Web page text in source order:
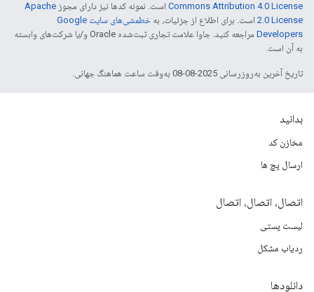
Commons Attribution 4.0 License است. نمونه کدها نیز دارای مجوز Apache
2.0 License است. برای اطلاع از جزئیات، به
خطمشی‌های سایت Google
Developers‏
مراجعه کنید. جاوا علامت تجاری ثبت‌شده Oracle و/یا شرکت‌های وابسته
به آن است.
تاریخ آخرین به‌روزرسانی 2025-08-08 به‌وقت ساعت هماهنگ جهانی.
بدانید
مخازن کد
ارسال پچ ها
اتصال، اتصال، اتصال
لیست پستی
ردیاب مشکل
دانلودها